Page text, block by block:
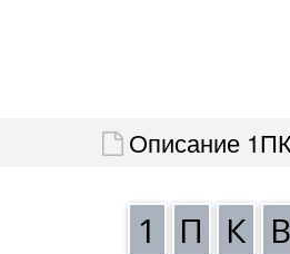
Описание
1 П К В